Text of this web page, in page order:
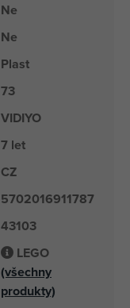
Ne
Ne
Plast
73
VIDIYO
7 let
CZ
5702016911787
43103
LEGO
(všechny
produkty)